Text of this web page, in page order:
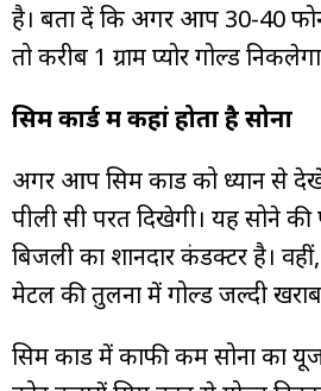
है। बता दें कि अगर आप 30-40
तो करीब 1 ग्राम प्योर गोल्ड
सिम कार्ड में कहां होता है सोना
अगर आप सिम कार्ड को ध्यान से
पीली सी परत दिखेगी। यह सोने की
बिजली का शानदार कंडक्टर है।
मेटल की तुलना में गोल्ड जल्दी खराब
सिम कार्ड में काफी कम सोना का